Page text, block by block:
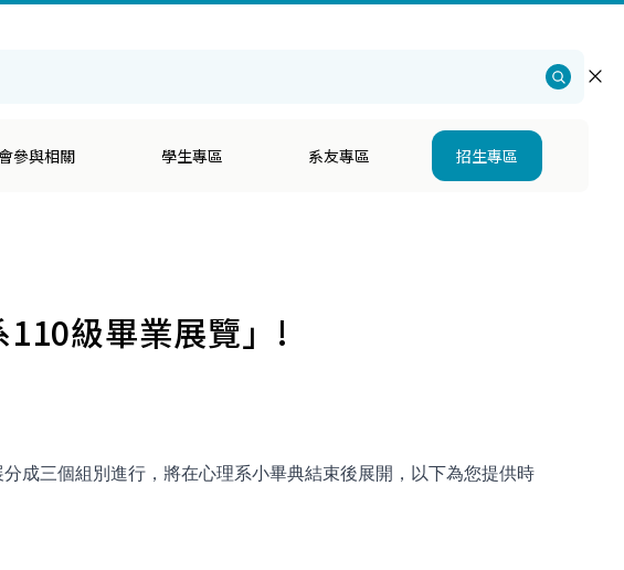
參與相關 學生專區 系友專區 招生專區
English
級畢業展覽」!
成三個組別進行，將在心理系小畢典結束後展開，以下為您提供時